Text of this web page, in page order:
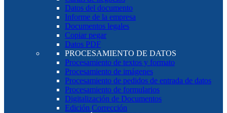
Datos del documento
Informe de la empresa
Documentos legales
Copiar pegar
Datos PDF
PROCESAMIENTO DE DATOS
Procesamiento de textos y formato
Procesamiento de imágenes
Procesamiento de pedidos de entrada de datos
Procesamiento de formularios
Digitalización de Documentos
Edición Corrección